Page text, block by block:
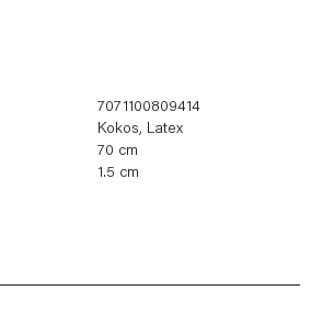
7071100809414
Kokos, Latex
70 cm
1.5 cm